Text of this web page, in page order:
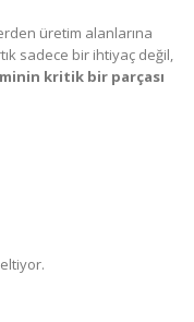
üretim alanlarına
sadece bir ihtiyaç değil,
kritik bir parçası